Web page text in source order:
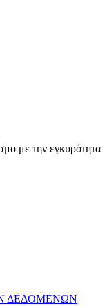
με την εγκυρότητα
ΔΕΔΟΜΕΝΩΝ